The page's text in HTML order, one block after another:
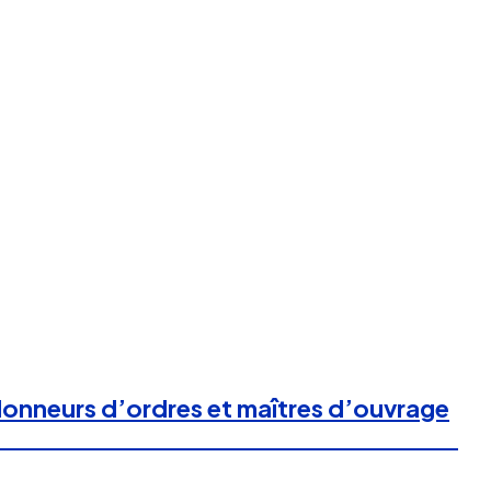
d’ordres et maîtres d’ouvrage